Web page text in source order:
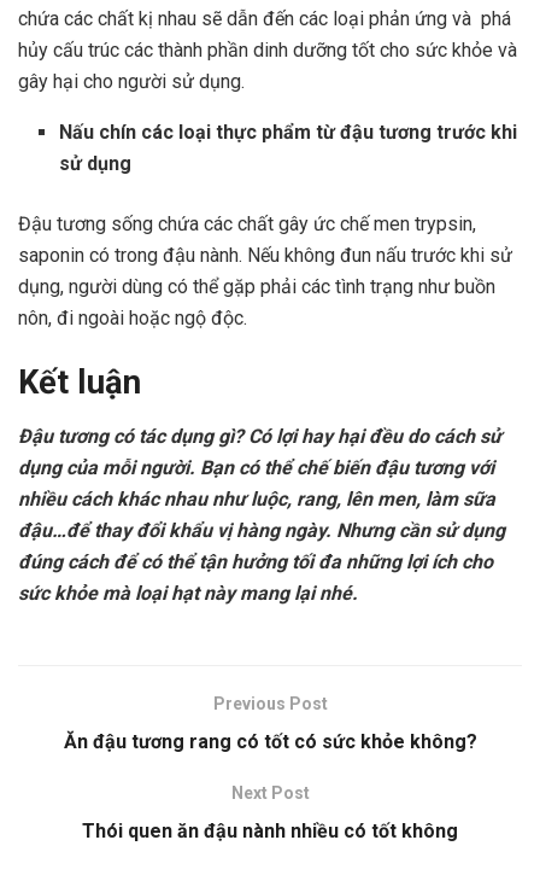
chứa các chất kị nhau sẽ dẫn đến các loại phản ứng và phá
hủy cấu trúc các thành phần dinh dưỡng tốt cho sức khỏe và
gây hại cho người sử dụng.
Nấu chín các loại thực phẩm từ đậu tương trước khi
sử dụng
Đậu tương sống chứa các chất gây ức chế men trypsin,
saponin có trong đậu nành. Nếu không đun nấu trước khi sử
dụng, người dùng có thể gặp phải các tình trạng như buồn
nôn, đi ngoài hoặc ngộ độc.
Kết luận
Đậu tương có tác dụng gì?Có lợi hay hại đều do cách sử
dụng của mỗi người. Bạn có thể chế biến đậu tương với
nhiều cách khác nhau như luộc, rang, lên men, làm sữa
đậu…để thay đổi khẩu vị hàng ngày. Nhưng cần sử dụng
đúng cách để có thể tận hưởng tối đa những lợi ích cho
sức khỏe mà loại hạt này mang lại nhé.
Previous Post
Ăn đậu tương rang có tốt có sức khỏe không?
Next Post
Thói quen ăn đậu nành nhiều có tốt không